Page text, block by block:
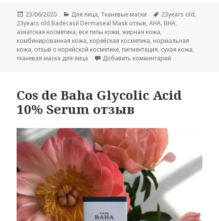
Опубликовано
23/06/2020 Рубрики
Для лица, Тканевые маски Метки
23years old,
23years old Badecasil Dermaseal Mask отзыв,AHA, BHA,
азиатская косметика, все типы кожи,жирная кожа,
комбинированная кожа, корейская косметика, нормальная
кожа, отзыв о корейской косметике, пигментация, сухая кожа,
тканевая маска для лица
Добавить комментарий
Cos de Baha Glycolic Acid
10% Serum отзыв